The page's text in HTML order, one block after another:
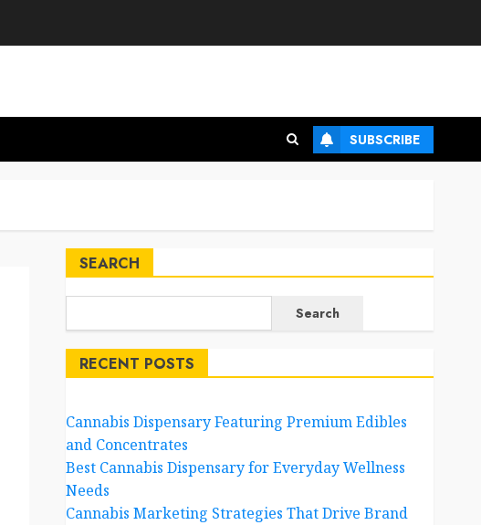
SUBSCRIBE
SEARCH
Search
RECENT POSTS
Cannabis Dispensary Featuring Premium Edibles
and Concentrates
Best Cannabis Dispensary for Everyday Wellness
Needs
Cannabis Marketing Strategies That Drive Brand